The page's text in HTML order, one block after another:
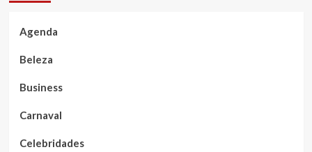
Agenda
Beleza
Business
Carnaval
Celebridades